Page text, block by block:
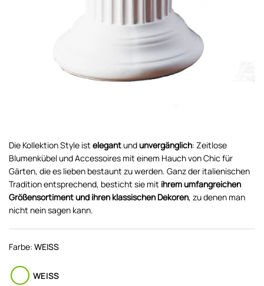
Die Kollektion Style ist elegantundunvergänglich: Zeitlose
Blumenkübel und Accessoires mit einem Hauch von Chic für
Gärten, die es lieben bestaunt zu werden. Ganz der italienischen
Tradition entsprechend, besticht sie mit ihrem umfangreichen
Größensortiment und ihren klassischen Dekoren, zu denen man
nicht nein sagen kann.
Farbe: WEISS
WEISS